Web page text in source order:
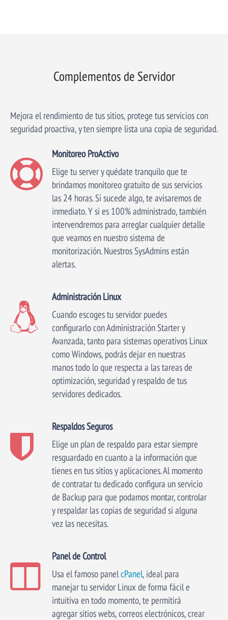
Complementos de Servidor
Mejora el rendimiento de tus sitios, protege tus servicios con
seguridad proactiva, y ten siempre lista una copia de seguridad.
Monitoreo ProActivo
Elige tu server y quédate tranquilo que te
brindamos monitoreo gratuito de sus servicios
las 24 horas. Si sucede algo, te avisaremos de
inmediato. Y si es 100% administrado, también
intervendremos para arreglar cualquier detalle
que veamos en nuestro sistema de
monitorización. Nuestros SysAdmins están
alertas.
Administración Linux
Cuando escoges tu servidor puedes
configurarlo con Administración Starter y
Avanzada, tanto para sistemas operativos Linux
como Windows, podrás dejar en nuestras
manos todo lo que respecta a las tareas de
optimización, seguridad y respaldo de tus
servidores dedicados.
Respaldos Seguros
Elige un plan de respaldo para estar siempre
resguardado en cuanto a la información que
tienes en tus sitios y aplicaciones. Al momento
de contratar tu dedicado configura un servicio
de Backup para que podamos montar, controlar
y respaldar las copias de seguridad si alguna
vez las necesitas.
Panel de Control
Usa el famoso panelcPanel, ideal para
manejar tu servidor Linux de forma fácil e
intuitiva en todo momento, te permitirá
agregar sitios webs, correos electrónicos, crear